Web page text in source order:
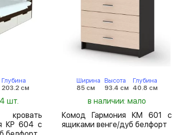
Глубина
203.2 см
шт.
КР 604 с
Ширина
85 см
Высота
93.4 см
Глубина
40.8 см
в наличии: мало
Комод Гармония КМ 601 с
ящиками венге/дуб белфорт